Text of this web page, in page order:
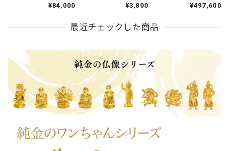
（3g）1個 【完成し
¥84,000 ¥3,800
郎』約1g 1個/純金
う）』約1g 1個
¥497,600
最近チェックした商品